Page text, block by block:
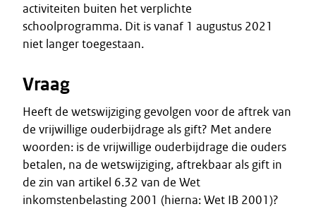
activiteiten buiten het verplichte
schoolprogramma. Dit is vanaf 1 augustus 2021
niet langer toegestaan.
Vraag
Heeft de wetswijziging gevolgen voor de aftrek van
de vrijwillige ouderbijdrage als gift? Met andere
woorden: is de vrijwillige ouderbijdrage die ouders
betalen, na de wetswijziging, aftrekbaar als gift in
de zin van artikel 6.32 van de Wet
inkomstenbelasting 2001 (hierna: Wet IB 2001)?